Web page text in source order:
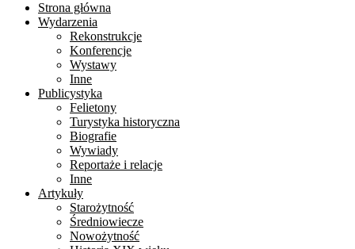
Strona główna
Wydarzenia
Rekonstrukcje
Konferencje
Wystawy
Inne
Publicystyka
Felietony
Turystyka historyczna
Biografie
Wywiady
Reportaże i relacje
Inne
Artykuły
Starożytność
Średniowiecze
Nowożytność